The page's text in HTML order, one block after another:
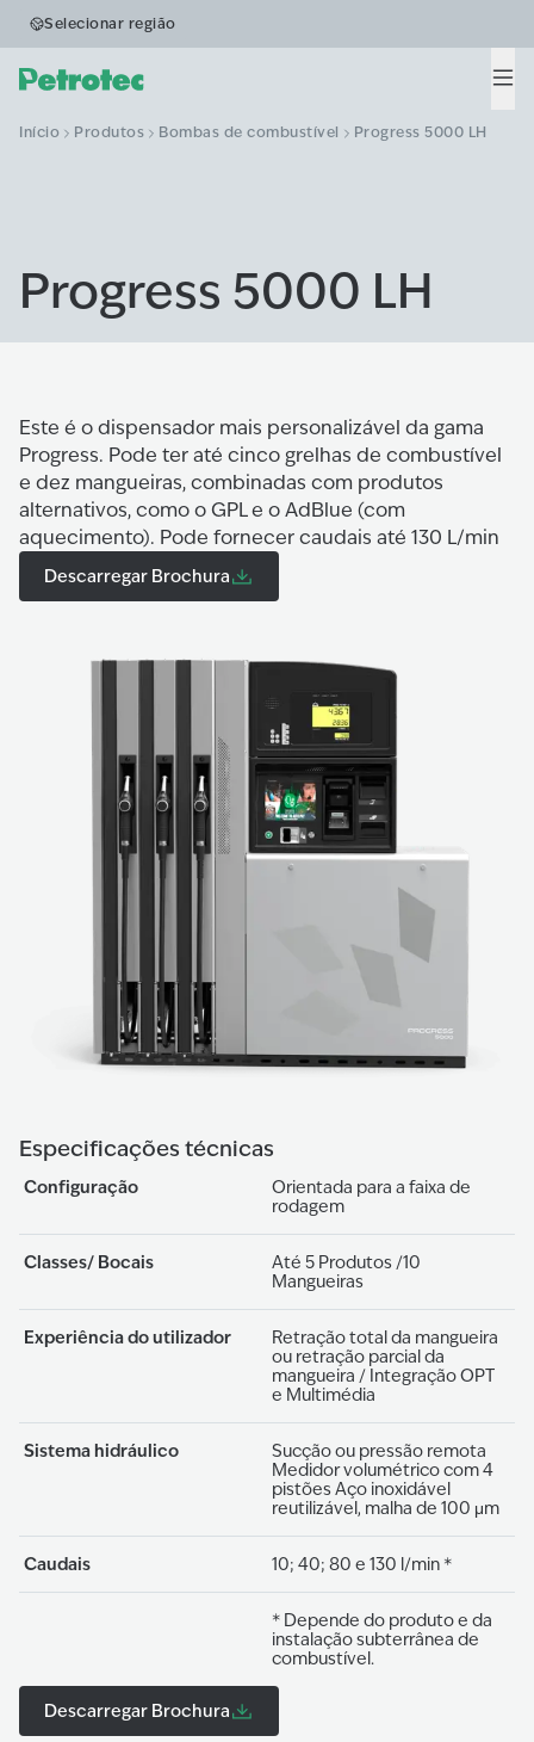
Selecionar região
Início Produtos Bombas de combustível Progress 5000 LH
Progress 5000 LH
Este é o dispensador mais personalizável da gama
Progress. Pode ter até cinco grelhas de combustível
e dez mangueiras, combinadas com produtos
alternativos, como o GPL e o AdBlue (com
aquecimento). Pode fornecer caudais até 130 L/min
Descarregar Brochura
Especificações técnicas
Configuração
Orientada para a faixa de
rodagem
Classes/ Bocais
Até 5 Produtos /10
Mangueiras
Experiência do utilizador
Retração total da mangueira
ou retração parcial da
mangueira / Integração OPT
e Multimédia
Sistema hidráulico
Sucção ou pressão remota
Medidor volumétrico com 4
pistões Aço inoxidável
reutilizável, malha de 100 μm
Caudais 10; 40; 80 e 130 l/min *
* Depende do produto e da
instalação subterrânea de
combustível.
Descarregar Brochura